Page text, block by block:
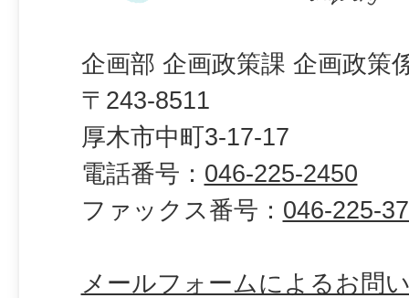
企画部 企画政策課 企画政策
〒243-8511
厚木市中町3-17-17
電話番号： 046-225-2450
ファックス番号： 046-225-
メールフォームによるお問